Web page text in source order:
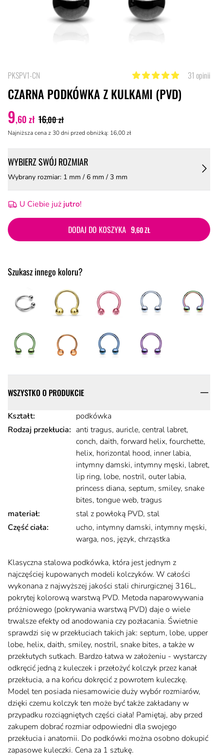
PKSPV1-CN
4.8 z 5 gwiazdek 31 opinii
CZARNA PODKÓWKA Z KULKAMI (PVD)
9,60 zł 16,00 zł
Najniższa cena z 30 dni przed obniżką: 16,00 zł
WYBIERZ SWÓJ ROZMIAR
Wybrany rozmiar: 1 mm / 6 mm / 3 mm
U Ciebie już jutro!
DODAJ DO KOSZYKA 9,60 ZŁ
Szukasz innego koloru?
WSZYSTKO O PRODUKCIE
Atrybuty produktu
Kształt:
podkówka
Rodzaj przekłucia: anti tragus, auricle, central labret,
conch, daith, forward helix, fourchette,
helix, horizontal hood, inner labia,
intymny damski, intymny męski, labret,
lip ring, lobe, nostril, outer labia,
princess diana, septum, smiley, snake
bites, tongue web, tragus
materiał:
stal z powłoką PVD, stal
Część ciała:
ucho, intymny damski, intymny męski,
warga, nos, język, chrząstka
Klasyczna stalowa podkówka, która jest jednym z
najczęściej kupowanych modeli kolczyków. W całości
wykonana z najwyższej jakości stali chirurgicznej 316L,
pokrytej kolorową warstwą PVD. Metoda naparowywania
próżniowego (pokrywania warstwą PVD) daje o wiele
trwalsze efekty od anodowania czy pozłacania. Świetnie
sprawdzi się w przekłuciach takich jak: septum, lobe, upper
lobe, helix, daith, smiley, nostril, snake bites, a także w
przekłutych sutkach. Bardzo łatwa w założeniu - wystarczy
odkręcić jedną z kuleczek i przełożyć kolczyk przez kanał
przekłucia, a na końcu dokręcić z powrotem kuleczkę.
Model ten posiada niesamowicie duży wybór rozmiarów,
dzięki czemu kolczyk ten może być także zakładany w
przypadku rozciągniętych części ciała! Pamiętaj, aby przed
zakupem dobrać rozmiar odpowiedni dla swojego
przekłucia i anatomii. Do podkówki można osobno dokupić
zapasowe kuleczki. Cena za 1 sztukę.